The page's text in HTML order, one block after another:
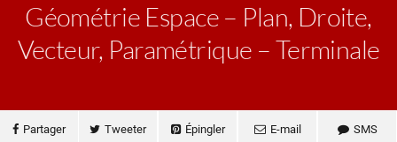
Géométrie Espace – Plan, Droite,
Vecteur, Paramétrique – Terminale
Partager Tweeter Épingler E-mail SMS